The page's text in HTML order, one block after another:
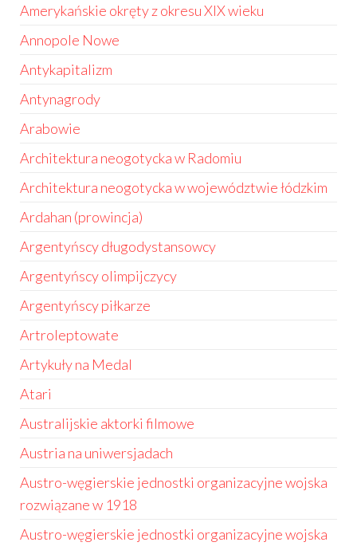
Amerykańskie okręty z okresu XIX wieku
Annopole Nowe
Antykapitalizm
Antynagrody
Arabowie
Architektura neogotycka w Radomiu
Architektura neogotycka w województwie łódzkim
Ardahan (prowincja)
Argentyńscy długodystansowcy
Argentyńscy olimpijczycy
Argentyńscy piłkarze
Artroleptowate
Artykuły na Medal
Atari
Australijskie aktorki filmowe
Austria na uniwersjadach
Austro-węgierskie jednostki organizacyjne wojska
rozwiązane w 1918
Austro-węgierskie jednostki organizacyjne wojska